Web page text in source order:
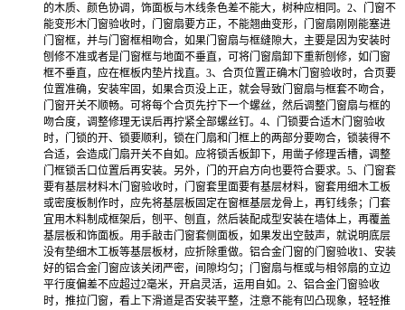
的木质、颜色协调，饰面板与木线条色差不能大，树种应相同。2、门窗不
能变形木门窗验收时，门窗扇要方正，不能翘曲变形，门窗扇刚刚能塞进
门窗框，并与门窗框相吻合，如果门窗扇与框缝隙大，主要是因为安装时
刨修不准或者是门窗框与地面不垂直，可将门窗扇卸下重新刨修，如门窗
框不垂直，应在框板内垫片找直。3、合页位置正确木门窗验收时，合页要
位置准确，安装牢固，如果合页没上正，就会导致门窗扇与框套不吻合，
门窗开关不顺畅。可将每个合页先拧下一个螺丝，然后调整门窗扇与框的
吻合度，调整修理无误后再拧紧全部螺丝钉。4、门锁要合适木门窗验收
时，门锁的开、锁要顺利，锁在门扇和门框上的两部分要吻合，锁装得不
合适，会造成门扇开关不自如。应将锁舌板卸下，用凿子修理舌槽，调整
门框锁舌口位置后再安装。另外，门的开启方向也要符合要求。5、门窗套
要有基层材料木门窗验收时，门窗套里面要有基层材料，窗套用细木工板
或密度板制作时，应先将基层板固定在窗框基层龙骨上，再钉线条；门套
宜用木料制成框架后，刨平、刨直，然后装配成型安装在墙体上，再覆盖
基层板和饰面板。用手敲击门窗套侧面板，如果发出空鼓声，就说明底层
没有垫细木工板等基层板材，应折除重做。铝合金门窗的门窗验收1、安装
好的铝合金门窗应该关闭严密，间隙均匀；门窗扇与框或与相邻扇的立边
平行度偏差不应超过2毫米，开启灵活，运用自如。2、铝合金门窗验收
时，推拉门窗，看上下滑道是否安装平整，注意不能有凹凸现象，轻轻推